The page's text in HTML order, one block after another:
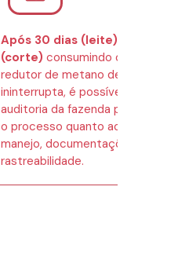
Após 30 dias (leite) e 90 dias
(corte) consumindo o aditivo
redutor de metano de maneira
ininterrupta, é possível agendar
auditoria da fazenda para
o processo quanto ao plano de
manejo, documentações e
rastreabilidade.